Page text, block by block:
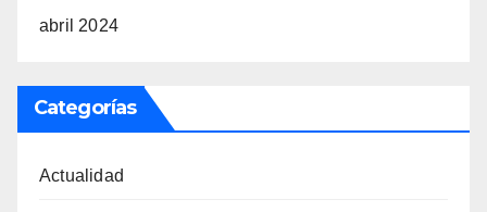
abril 2024
Categorías
Actualidad